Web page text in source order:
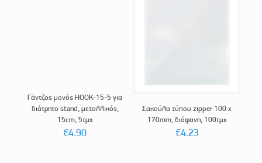
Γάντζος μονός HOOK-15-5 για
διάτρητο stand, μεταλλικός,
15cm, 5τμχ
€4.90
Σακούλα τύπου zipper 100 x
170mm, διάφανη, 100τμχ
€4.23